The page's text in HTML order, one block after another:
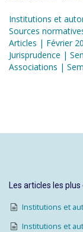
Institutions et
Sources
Articles | Février
Jurisprudence |
Associations |
Les articles les
Institutions et
Institutions et